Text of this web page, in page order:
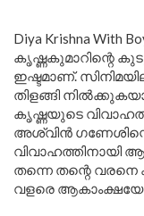
Diya Krishna With
കൃഷ്ണകുമാറിന്റെ
ഇഷ്ടമാണ്.
തിളങ്ങി
കൃഷ്ണയുടെ
അശ്വിൻ
വിവാഹത്തിനായി
തന്നെ തന്റെ
വളരെ